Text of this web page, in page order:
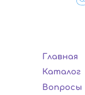
Главная
Каталог
Вопросы